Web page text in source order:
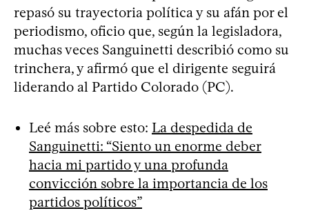
repasó su trayectoria política y su afán por el
periodismo, oficio que, según la legisladora,
muchas veces Sanguinetti describió como su
trinchera, y afirmó que el dirigente seguirá
liderando al Partido Colorado (PC).
Leé más sobre esto: La despedida de
Sanguinetti: “Siento un enorme deber
hacia mi partido y una profunda
convicción sobre la importancia de los
partidos políticos”